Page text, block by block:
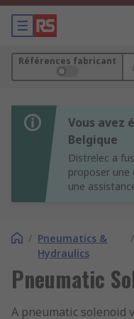
Références fabricant
Vous avez
Belgique
Distrelec a
proposer une
une
/ Pneumatics &
Hydraulics
/
Pneumatic
A pneumatic solenoid